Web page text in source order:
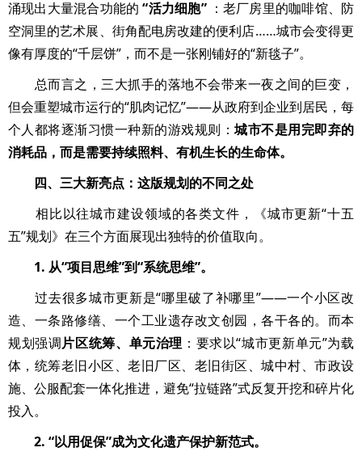
涌现出大量混合功能的“活力细胞”：老厂房里的咖啡馆、防
空洞里的艺术展、街角配电房改建的便利店……城市会变得更
像有厚度的“千层饼”，而不是一张刚铺好的“新毯子”。
总而言之，三大抓手的落地不会带来一夜之间的巨变，
但会重塑城市运行的“肌肉记忆”——从政府到企业到居民，每
个人都将逐渐习惯一种新的游戏规则：城市不是用完即弃的
消耗品，而是需要持续照料、有机生长的生命体。
四、三大新亮点：这版规划的不同之处
相比以往城市建设领域的各类文件，《城市更新“十五
五”规划》在三个方面展现出独特的价值取向。
1. 从“项目思维”到“系统思维”。
过去很多城市更新是“哪里破了补哪里”——一个小区改
造、一条路修缮、一个工业遗存改文创园，各干各的。而本
规划强调片区统筹、单元治理 ：要求以“城市更新单元”为载
体，统筹老旧小区、老旧厂区、老旧街区、城中村、市政设
施、公服配套一体化推进，避免“拉链路”式反复开挖和碎片化
投入。
2. “以用促保”成为文化遗产保护新范式。